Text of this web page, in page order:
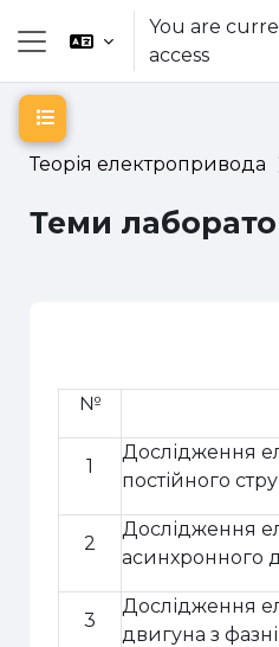
Skip to main content
Side panel
You are
access
Теорія електропривода
Теми
Open course index
№
1
Дослідження
постійного
2
Дослідження
асинхронного
3
Дослідження
двигуна з